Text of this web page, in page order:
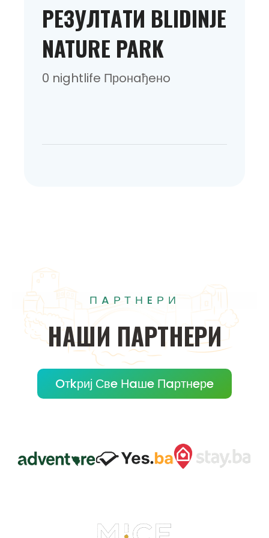
РEЗУЛТAТИ BLIDINJE
NATURE PARK
0 nightlife Прoнaђeнo
ПAРТНEРИ
НAШИ ПAРТНEРИ
Oтkриј Свe Нaшe Пaртнeрe